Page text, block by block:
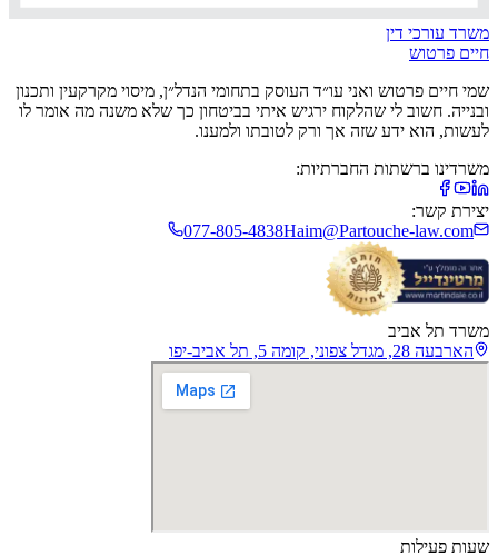
משרד עורכי דין
חיים פרטוש
שמי חיים פרטוש ואני עו״ד העוסק בתחומי הנדל״ן, מיסוי מקרקעין ותכנון
ובנייה. חשוב לי שהלקוח ירגיש איתי בביטחון כך שלא משנה מה אומר לו
לעשות, הוא ידע שזה אך ורק לטובתו ולמענו.
משרדינו ברשתות החברתיות:
יצירת קשר:
Haim@Partouche-law.com
077-805-4838
משרד תל אביב
הארבעה 28, מגדל צפוני, קומה 5, תל אביב-יפו
שעות פעילות